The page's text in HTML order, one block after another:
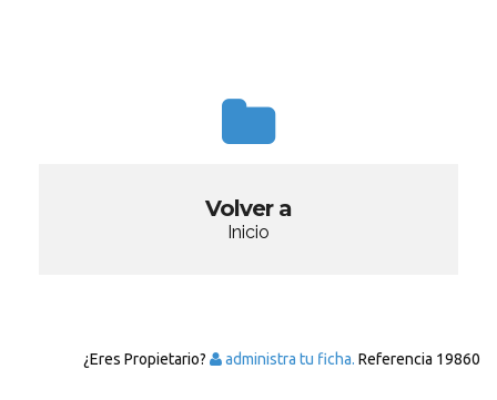
Volver a
Inicio
¿Eres Propietario? administra tu ficha. Referencia 19860